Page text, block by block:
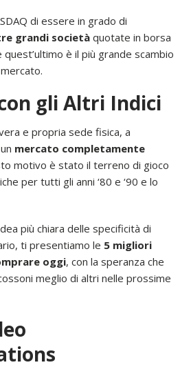
di essere in grado di
grandi società quotate in borsa
quest’ultimo è il più grande scambio
gli Altri Indici
e propria sede fisica, a
mercato completamente
motivo è stato il terreno di gioco
per tutti gli anni ‘80 e ‘90 e lo
più chiara delle specificità di
ti presentiamo le 5 migliori
oggi, con la speranza che
meglio di altri nelle prossime